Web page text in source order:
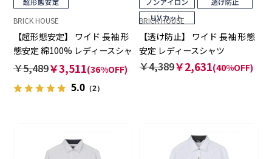
BRICK HOUSE
【超形態安定】 ワイド 長袖 形
態安定 綿100% レディースシャ
ツ
￥5,489￥3,511(36%OFF)
5.0（2）
BRICK HOUSE
【透け防止】 ワイド 長袖 形態
安定 レディースシャツ
￥4,389￥2,631(40%OFF)